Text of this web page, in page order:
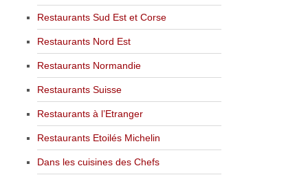
Restaurants Sud Est et Corse
Restaurants Nord Est
Restaurants Normandie
Restaurants Suisse
Restaurants à l’Etranger
Restaurants Etoilés Michelin
Dans les cuisines des Chefs